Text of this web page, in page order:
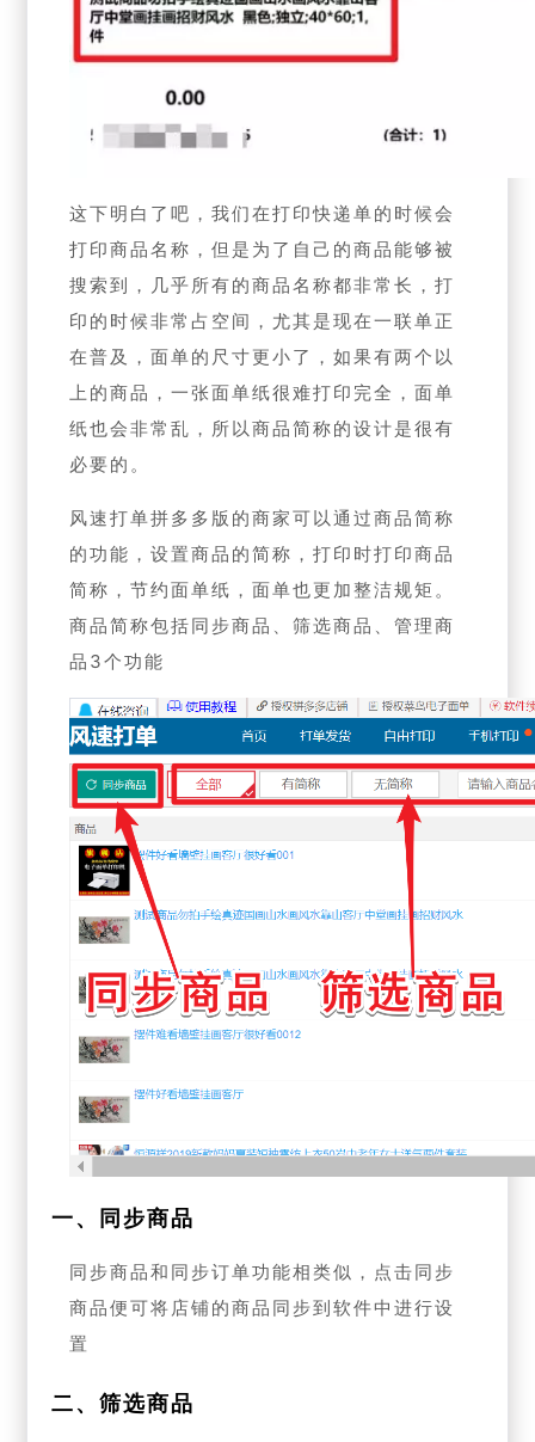
这下明白了吧，我们在打印快递单的时候会
打印商品名称，但是为了自己的商品能够被
搜索到，几乎所有的商品名称都非常长，打
印的时候非常占空间，尤其是现在一联单正
在普及，面单的尺寸更小了，如果有两个以
上的商品，一张面单纸很难打印完全，面单
纸也会非常乱，所以商品简称的设计是很有
必要的。
风速打单拼多多版的商家可以通过商品简称
的功能，设置商品的简称，打印时打印商品
简称，节约面单纸，面单也更加整洁规矩。
商品简称包括同步商品、筛选商品、管理商
品3个功能
一、同步商品
同步商品和同步订单功能相类似，点击同步
商品便可将店铺的商品同步到软件中进行设
置
二、筛选商品